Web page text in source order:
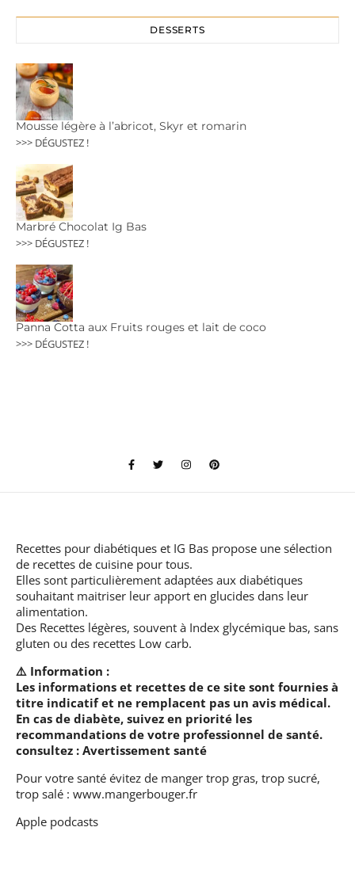
DESSERTS
Mousse légère à l’abricot, Skyr et romarin
>>> DÉGUSTEZ !
Marbré Chocolat Ig Bas
>>> DÉGUSTEZ !
Panna Cotta aux Fruits rouges et lait de coco
>>> DÉGUSTEZ !
Recettes pour diabétiques et IG Bas propose une sélection
de recettes de cuisine pour tous.
Elles sont particulièrement adaptées aux diabétiques
souhaitant maitriser leur apport en glucides dans leur
alimentation.
Des Recettes légères, souvent à Index glycémique bas, sans
gluten ou des recettes Low carb.
⚠️ Information :
Les informations et recettes de ce site sont fournies à
titre indicatif et ne remplacent pas un avis médical.
En cas de diabète, suivez en priorité les
recommandations de votre professionnel de santé.
consultez : Avertissement santé
Pour votre santé évitez de manger trop gras, trop sucré,
trop salé : www.mangerbouger.fr
Apple podcasts